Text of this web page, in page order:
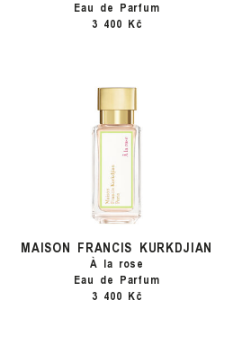
Eau de Parfum
3 400 Kč
MAISON FRANCIS KURKDJIAN
À la rose
Eau de Parfum
3 400 Kč